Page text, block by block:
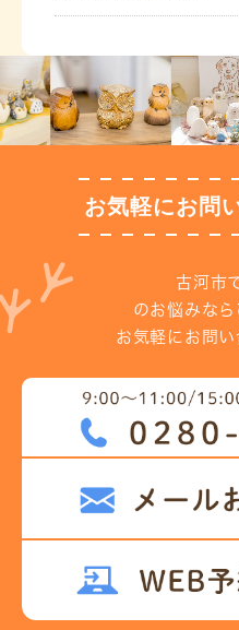
リアンマルシェ開催
2023.08.29
2023.08.10
梅雨明けしました
2023.07.15
夏の綺麗な花
美味しいクレープ屋さん
お気軽にお問
古河市
のお悩みな
お気軽にお問い